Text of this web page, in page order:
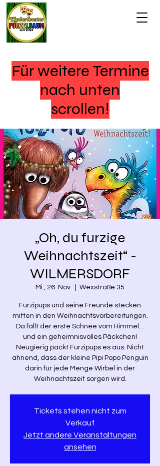
Für weitere Termine
nach unten
scrollen!
„Oh, du furzige
Weihnachtszeit“ -
WILMERSDORF
Mi., 26. Nov. Wexstraße 35
Furzipups und seine Freunde stecken
mitten in den Weihnachtsvorbereitungen.
Da fällt der erste Schnee vom Himmel…
und ein geheimnisvolles Päckchen!
Neugierig packt Furzipups es aus. Nicht
ahnend, dass der kleine Pipi Popo Penguin
darin für jede Menge Wirbel in der
Weihnachtszeit sorgen wird.
Tickets stehen nicht zum
Verkauf
Jetzt andere Veranstaltungen
ansehen